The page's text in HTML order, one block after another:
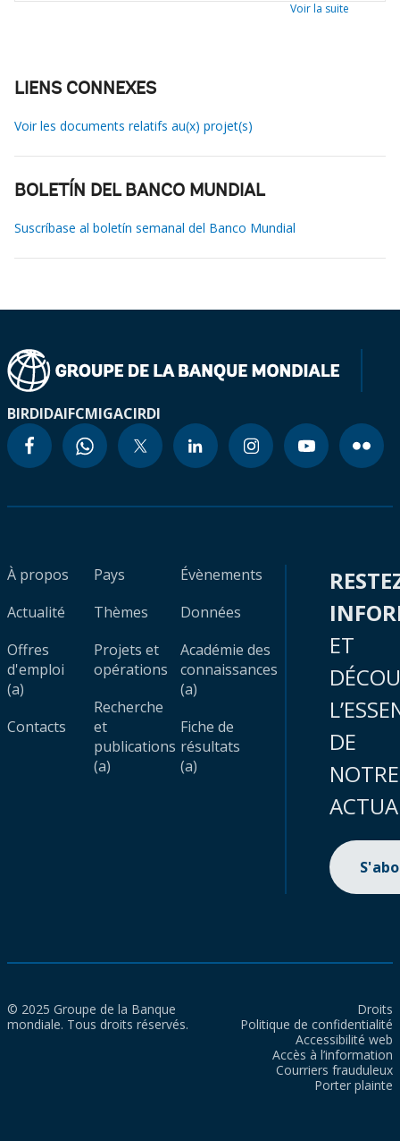
Voir la suite
LIENS CONNEXES
Voir les documents relatifs au(x) projet(s)
BOLETÍN DEL BANCO MUNDIAL
Suscríbase al boletín semanal del Banco Mundial
BIRDIDAIFCMIGACIRDI
À propos
Actualité
Offres
d'emploi
(a)
Contacts
Pays
Thèmes
Projets et
opérations
Recherche
et
publications
(a)
Évènements
Données
Académie des
connaissances
(a)
Fiche de
résultats
(a)
ET
DE
NOTRE
© 2025 Groupe de la Banque
mondiale. Tous droits réservés.
Droits
Politique de confidentialité
Accessibilité web
Accès à l’information
Courriers frauduleux
Porter plainte